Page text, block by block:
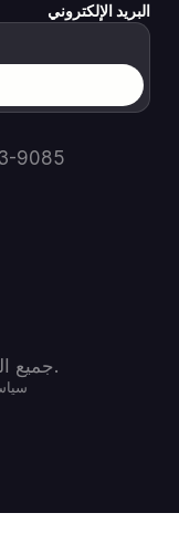
البريد الإلكتروني
9085
© 2025 جميع الحقوق محفوظة.